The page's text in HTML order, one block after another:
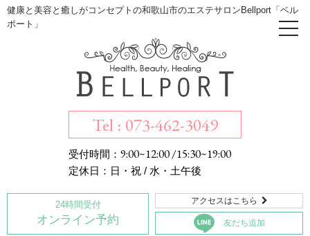
健康と美容と癒しがコンセプトの和歌山市のエステサロンBellport「ベル
ポート」
Tel : 073-462-3049
受付時間： 9:00~12:00 /15:30~19:00
定休日：日・祝 / 水・土午後
24時間受付
オンライン予約
アクセスはこちら 
友だち追加